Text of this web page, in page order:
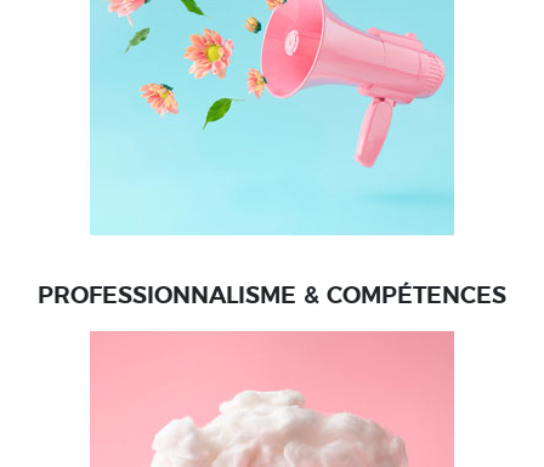
PROFESSIONNALISME & COMPÉTENCES